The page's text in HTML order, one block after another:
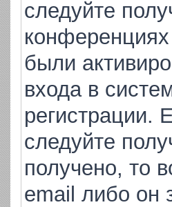
следуйте
были
входа в
регистрации.
следуйте
получено, то
email либо он